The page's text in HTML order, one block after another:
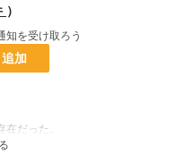
）
知を受け取ろう
加
だった。